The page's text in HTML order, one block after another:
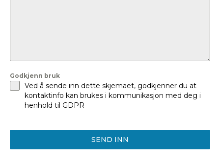
Godkjenn bruk
Ved å sende inn dette skjemaet, godkjenner du at
kontaktinfo kan brukes i kommunikasjon med deg i
henhold til GDPR
SEND INN